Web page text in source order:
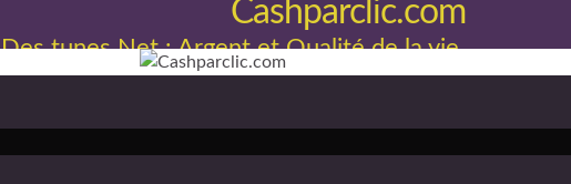
Cashparclic.com
Des tunes Net : Argent et Qualité de la vie